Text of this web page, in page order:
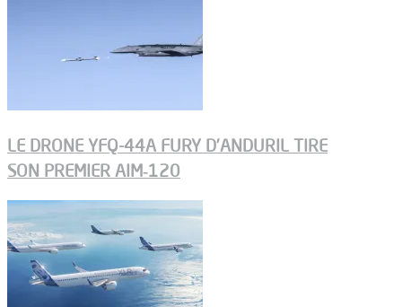
LE DRONE YFQ-44A FURY D’ANDURIL TIRE
SON PREMIER AIM‑120